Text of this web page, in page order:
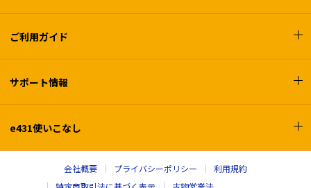
ご利用ガイド
サポート情報
e431使いこなし
会社概要 プライバシーポリシー
利用規約